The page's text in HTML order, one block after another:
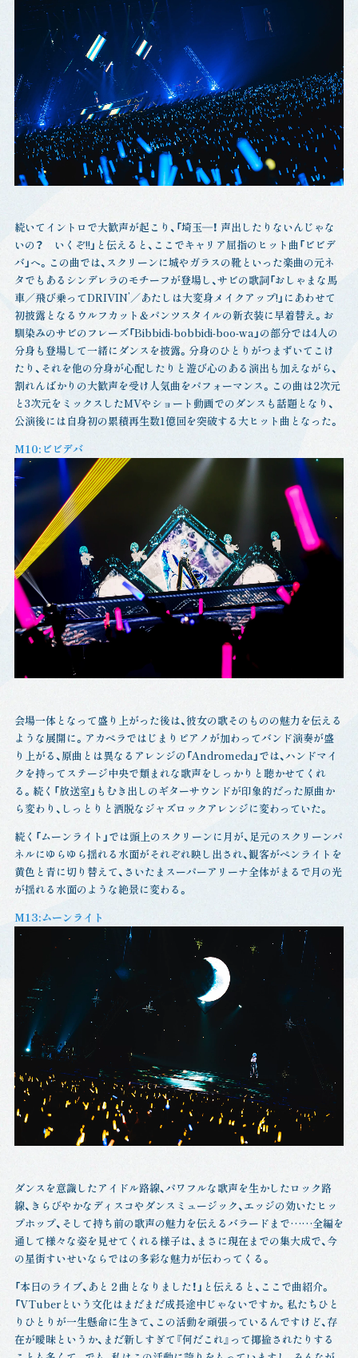
続いてイントロで大歓声が起こり、「埼玉―！ 声出したりないんじゃな
いの？ いくぞ!!」と伝えると、ここでキャリア屈指のヒット曲「ビビデ
バ」へ。この曲では、スクリーンに城やガラスの靴といった楽曲の元ネ
タでもあるシンデレラのモチーフが登場し、サビの歌詞「おしゃまな馬
車／飛び乗ってDRIVIN’／あたしは大変身メイクアップ!」にあわせて
初披露となるウルフカット＆パンツスタイルの新衣装に早着替え。お
馴染みのサビのフレーズ「Bibbidi-bobbidi-boo-wa」の部分では4人の
分身も登場して一緒にダンスを披露。分身のひとりがつまずいてこけ
たり、それを他の分身が心配したりと遊び心のある演出も加えながら、
割れんばかりの大歓声を受け人気曲をパフォーマンス。この曲は2次元
と3次元をミックスしたMVやショート動画でのダンスも話題となり、
公演後には自身初の累積再生数1億回を突破する大ヒット曲となった。
M10:ビビデバ
会場一体となって盛り上がった後は、彼女の歌そのものの魅力を伝える
ような展開に。アカペラではじまりピアノが加わってバンド演奏が盛
り上がる、原曲とは異なるアレンジの「Andromeda」では、ハンドマイ
クを持ってステージ中央で類まれな歌声をしっかりと聴かせてくれ
る。続く「放送室」もむき出しのギターサウンドが印象的だった原曲か
ら変わり、しっとりと洒脱なジャズロックアレンジに変わっていた。
続く「ムーンライト」では頭上のスクリーンに月が、足元のスクリーンパ
ネルにゆらゆら揺れる水面がそれぞれ映し出され、観客がペンライトを
黄色と青に切り替えて、さいたまスーパーアリーナ全体がまるで月の光
が揺れる水面のような絶景に変わる。
M13:ムーンライト
ダンスを意識したアイドル路線、パワフルな歌声を生かしたロック路
線、きらびやかなディスコやダンスミュージック、エッジの効いたヒッ
プホップ、そして持ち前の歌声の魅力を伝えるバラードまで……全編を
通して様々な姿を見せてくれる様子は、まさに現在までの集大成で、今
の星街すいせいならではの多彩な魅力が伝わってくる。
「本日のライブ、あと２曲となりました！」と伝えると、ここで曲紹介。
「VTuberという文化はまだまだ成長途中じゃないですか。私たちひと
りひとりが一生懸命に生きて、この活動を頑張っているんですけど、存
在が曖昧というか、まだ新しすぎて『何だこれ』って揶揄されたりする